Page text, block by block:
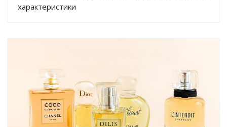
характеристики